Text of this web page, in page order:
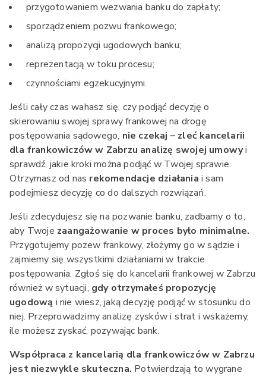
przygotowaniem wezwania banku do zapłaty;
sporządzeniem pozwu frankowego;
analizą propozycji ugodowych banku;
reprezentacją w toku procesu;
czynnościami egzekucyjnymi.
Jeśli cały czas wahasz się, czy podjąć decyzję o
skierowaniu swojej sprawy frankowej na drogę
postępowania sądowego, nie czekaj – zleć kancelarii
dla frankowiczów w Zabrzu analizę swojej umowyi
sprawdź, jakie kroki można podjąć w Twojej sprawie.
Otrzymasz od nas rekomendacje działania i sam
podejmiesz decyzję co do dalszych rozwiązań.
Jeśli zdecydujesz się na pozwanie banku, zadbamy o to,
aby Twoje zaangażowanie w proces było minimalne.
Przygotujemy pozew frankowy, złożymy go w sądzie i
zajmiemy się wszystkimi działaniami w trakcie
postępowania. Zgłoś się do kancelarii frankowej w Zabrzu
również w sytuacji, gdy otrzymałeś propozycję
ugodową i nie wiesz, jaką decyzję podjąć w stosunku do
niej. Przeprowadzimy analizę zysków i strat i wskażemy,
ile możesz zyskać, pozywając bank.
Współpraca z kancelarią dla frankowiczów w Zabrzu
jest niezwykle skuteczna. Potwierdzają to wygrane